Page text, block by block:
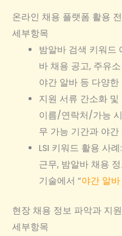
온라인 채용 플랫폼 활용
세부항목
밤알바 검색 키워드
바 채용 공고, 주유
야간 알바 등 다양
지원 서류 간소화
이름/연락처/가능
무 가능 기간과 야
LSI 키워드 활용 사
근무, 밤알바 채용
기술에서 “야간 알바
현장 채용 정보 파악과 지
세부항목